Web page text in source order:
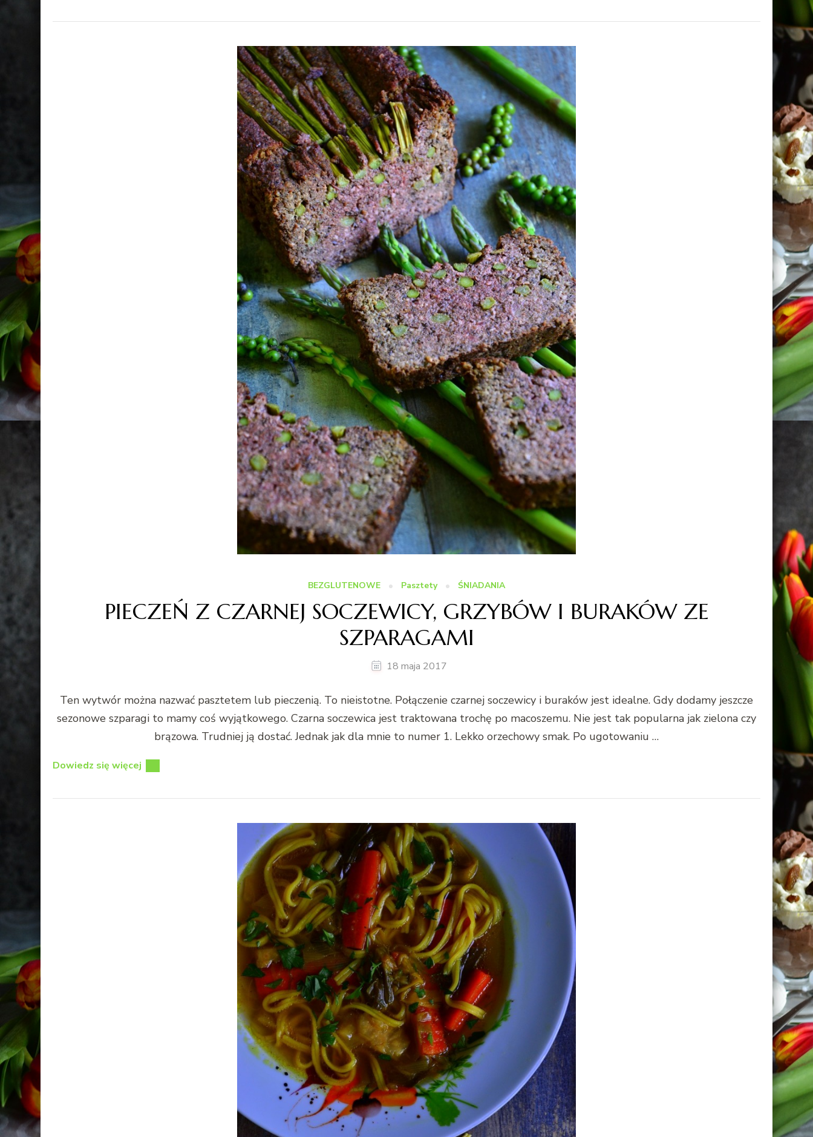
BEZGLUTENOWE Pasztety ŚNIADANIA
PIECZEŃ Z CZARNEJ SOCZEWICY, GRZYBÓW I BURAKÓW ZE
SZPARAGAMI
18 maja 2017
Ten wytwór można nazwać pasztetem lub pieczenią. To nieistotne. Połączenie czarnej soczewicy i buraków jest idealne. Gdy dodamy jeszcze
sezonowe szparagi to mamy coś wyjątkowego. Czarna soczewica jest traktowana trochę po macoszemu. Nie jest tak popularna jak zielona czy
brązowa. Trudniej ją dostać. Jednak jak dla mnie to numer 1. Lekko orzechowy smak. Po ugotowaniu …
Dowiedz się więcej